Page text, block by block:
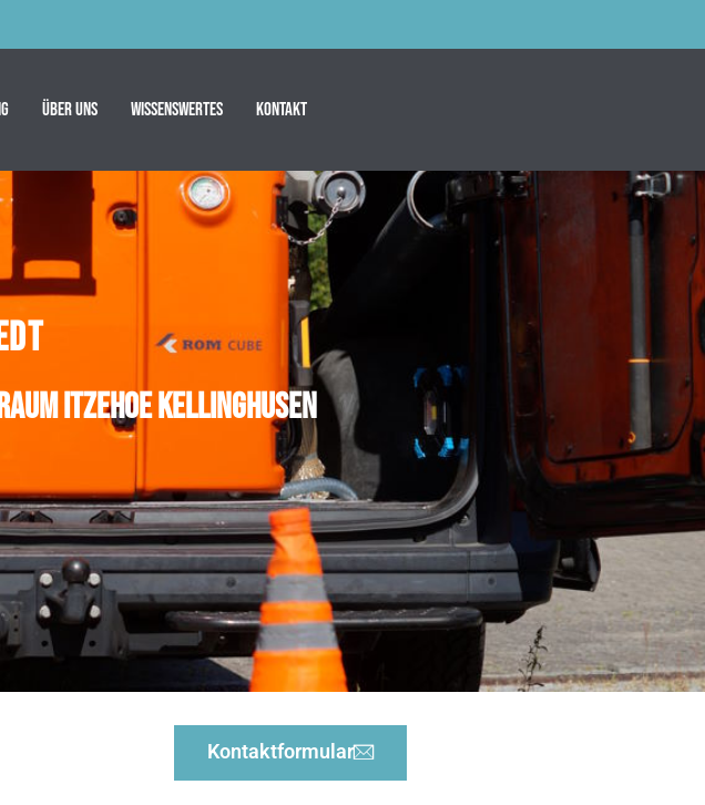
Über uns Wissenswertes Kontakt
Itzehoe Kellinghusen
Kontaktformular